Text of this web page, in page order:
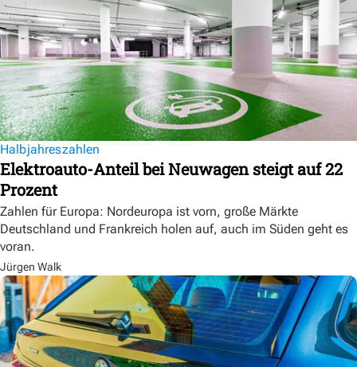
Halbjahreszahlen
Elektroauto-Anteil bei Neuwagen steigt auf 22
Prozent
Zahlen für Europa: Nordeuropa ist vorn, große Märkte
Deutschland und Frankreich holen auf, auch im Süden geht es
voran.
Jürgen Walk